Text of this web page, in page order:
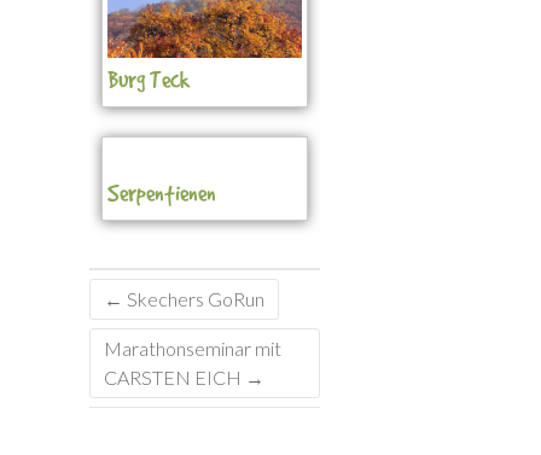
Burg Teck
Serpentienen
← Skechers GoRun
Marathonseminar mit
CARSTEN EICH →